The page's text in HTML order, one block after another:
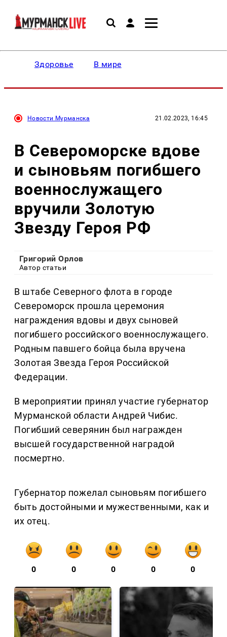
Здоровье В мире
Новости Мурманска 21.02.2023, 16:45
В Североморске вдове
и сыновьям погибшего
военнослужащего
вручили Золотую
Звезду Героя РФ
Григорий Орлов
Автор статьи
В штабе Северного флота в городе
Североморск прошла церемония
награждения вдовы и двух сыновей
погибшего российского военнослужащего.
Родным павшего бойца была вручена
Золотая Звезда Героя Российской
Федерации.
В мероприятии принял участие губернатор
Мурманской области Андрей Чибис.
Погибший северянин был награжден
высшей государственной наградой
посмертно.
Губернатор пожелал сыновьям погибшего
быть достойными и мужественными, как и
их отец.
0 0 0 0 0